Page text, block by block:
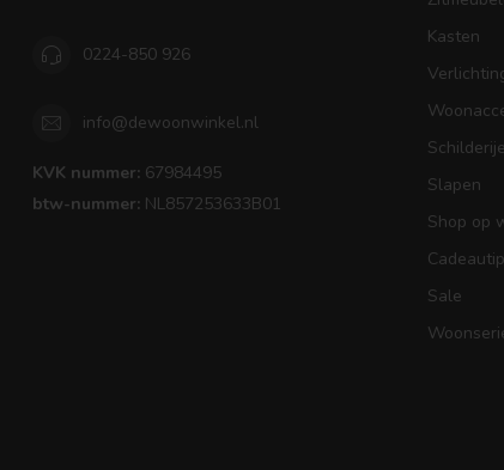
0224-850 926
info@dewoonwinkel.nl
KVK nummer: 67984495
btw-nummer: NL857253633B01
Kasten
Slapen
Shop op
Sale